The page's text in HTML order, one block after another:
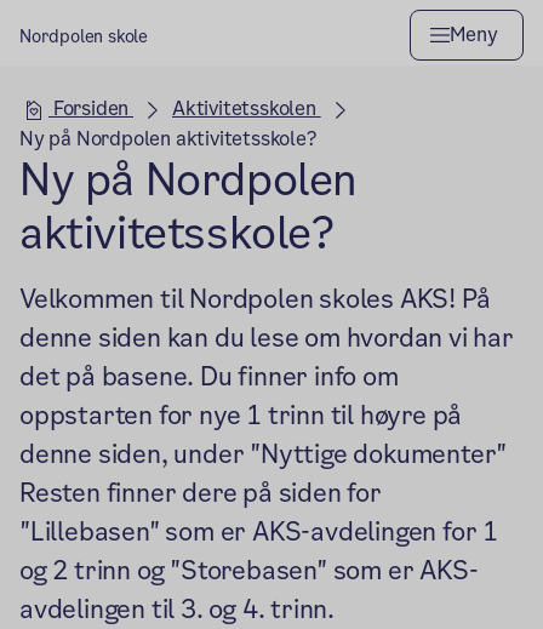
Nordpolen skole Meny
Hovedseksjon
Forsiden
Aktivitetsskolen
Ny på Nordpolen aktivitetsskole?
Ny på Nordpolen
aktivitetsskole?
Velkommen til Nordpolen skoles AKS! På
denne siden kan du lese om hvordan vi har
det på basene. Du finner info om
oppstarten for nye 1 trinn til høyre på
denne siden, under "Nyttige dokumenter"
Resten finner dere på siden for
"Lillebasen" som er AKS-avdelingen for 1
og 2 trinn og "Storebasen" som er AKS-
avdelingen til 3. og 4. trinn.